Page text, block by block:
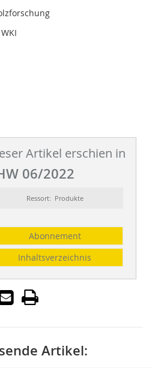
Artikel erschien in
06/2022
Ressort: Produkte
Abonnement
Inhaltsverzeichnis
Artikel: